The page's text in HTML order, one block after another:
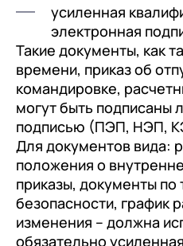
усиленная
электронная
Такие документы, как
времени, приказ об
командировке,
могут быть подписаны
подписью (ПЭП, НЭП,
Для документов вида:
положения о
приказы, документы по
безопасности, график
изменения – должна
обязательно